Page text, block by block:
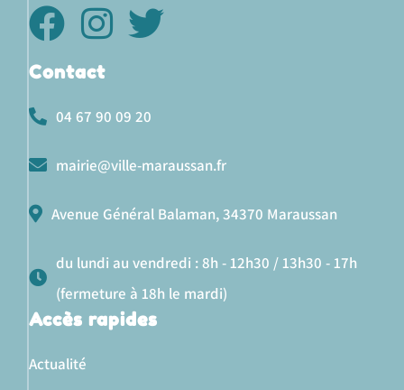
Contact
04 67 90 09 20
mairie@ville-maraussan.fr
Avenue Général Balaman, 34370 Maraussan
du lundi au vendredi : 8h - 12h30 / 13h30 - 17h
(fermeture à 18h le mardi)
Accès rapides
Actualité